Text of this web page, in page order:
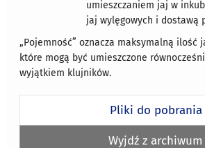
umieszczaniem jaj w
jaj wylęgowych i dostawą
„Pojemność” oznacza maksymalną ilość
które mogą być umieszczone
wyjątkiem klujników.
Pliki do pobrania
Wyjdź z archiwum